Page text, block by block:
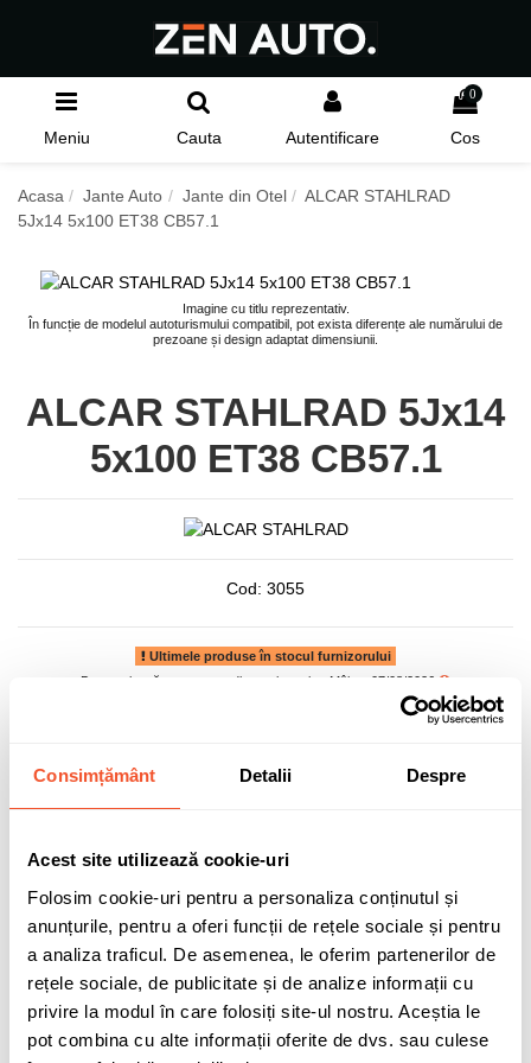
Consimțământ Detalii Despre
Acest site utilizează cookie-uri
Folosim cookie-uri pentru a personaliza conținutul și
anunțurile, pentru a oferi funcții de rețele sociale și pentru
a analiza traficul. De asemenea, le oferim partenerilor de
rețele sociale, de publicitate și de analize informații cu
privire la modul în care folosiți site-ul nostru. Aceștia le
pot combina cu alte informații oferite de dvs. sau culese
Meniu Cauta Autentificare
0
Cos
Acasa Jante Auto Jante din Otel
ALCAR STAHLRAD
5Jx14 5x100 ET38 CB57.1
Imagine cu titlu reprezentativ.
În funcție de modelul autoturismului compatibil, pot exista diferențe ale numărului de
prezoane și design adaptat dimensiunii.
ALCAR STAHLRAD 5Jx14
5x100 ET38 CB57.1
Cod: 3055
Ultimele produse în stocul furnizorului
Data estimată pentru expediere prin curier: Mâine, 07/08/2026
TVA inclus
Adaugă în coș
3 buc disponibile pentru comandă